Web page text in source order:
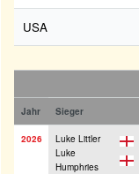
USA
Jahr Sieger
2026
Luke Littler
Luke
Humphries